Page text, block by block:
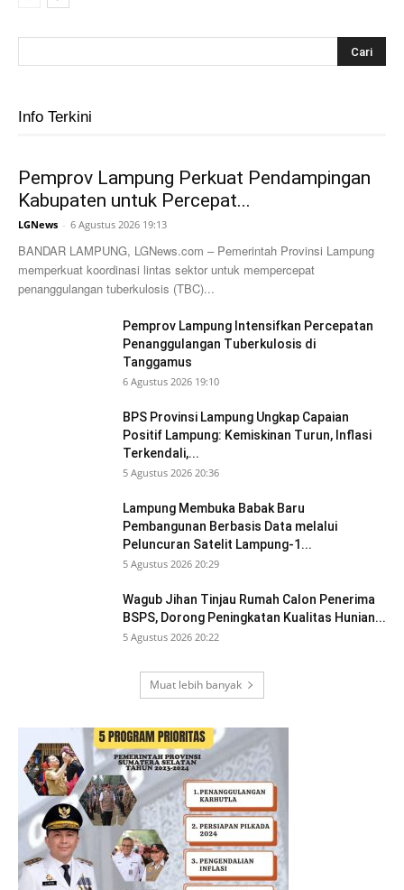
Info Terkini
Pemprov Lampung Perkuat Pendampingan
Kabupaten untuk Percepat...
LGNews - 6 Agustus 2026 19:13
BANDAR LAMPUNG, LGNews.com – Pemerintah Provinsi Lampung
memperkuat koordinasi lintas sektor untuk mempercepat
penanggulangan tuberkulosis (TBC)...
Pemprov Lampung Intensifkan Percepatan
Penanggulangan Tuberkulosis di
Tanggamus
6 Agustus 2026 19:10
BPS Provinsi Lampung Ungkap Capaian
Positif Lampung: Kemiskinan Turun, Inflasi
Terkendali,...
5 Agustus 2026 20:36
Lampung Membuka Babak Baru
Pembangunan Berbasis Data melalui
Peluncuran Satelit Lampung-1...
5 Agustus 2026 20:29
Wagub Jihan Tinjau Rumah Calon Penerima
BSPS, Dorong Peningkatan Kualitas Hunian...
5 Agustus 2026 20:22
Muat lebih banyak